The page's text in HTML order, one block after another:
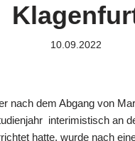
10.09.2022
nach dem Abgang von
interimistisch an
hatte, wurde nach